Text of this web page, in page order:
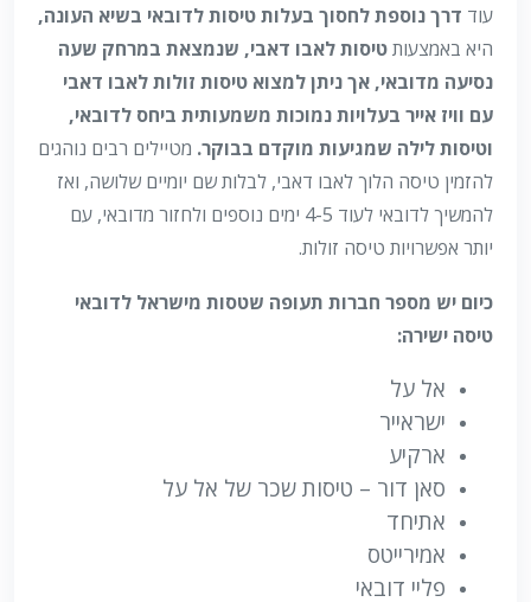
עוד דרך נוספת לחסוך בעלות טיסות לדובאי בשיא העונה,
היא באמצעותטיסות לאבו דאבי, שנמצאת במרחק שעה
נסיעה מדובאי, אך ניתן למצוא טיסות זולות לאבו דאבי
עם וויז אייר בעלויות נמוכות משמעותית ביחס לדובאי,
וטיסות לילה שמגיעות מוקדם בבוקר. מטיילים רבים נוהגים
להזמין טיסה הלוך לאבו דאבי, לבלות שם יומיים שלושה, ואז
להמשיך לדובאי לעוד 4-5 ימים נוספים ולחזור מדובאי, עם
יותר אפשרויות טיסה זולות.
כיום יש מספר חברות תעופה שטסות מישראל לדובאי
טיסה ישירה:
אל על
ישראייר
ארקיע
סאן דור – טיסות שכר של אל על
אתיחד
אמירייטס
פליי דובאי